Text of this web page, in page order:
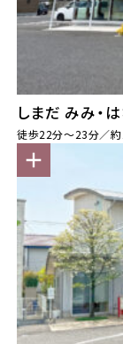
しまだ みみ・
徒歩22分～23分／